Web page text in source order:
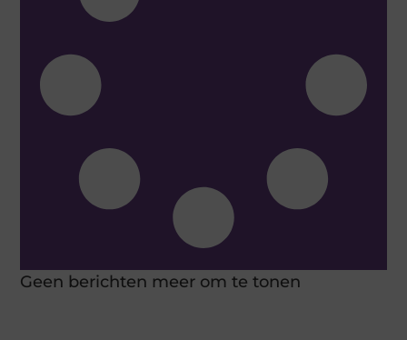
Geen berichten meer om te tonen